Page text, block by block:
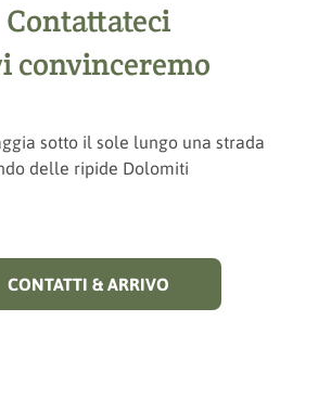
Contattateci
convinceremo
CONTATTI & ARRIVO